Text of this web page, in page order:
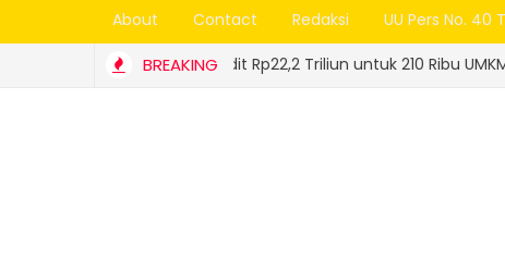
About Contact Redaksi UU Pers No. 40
BREAKING
Jamin Kredit Rp22,2 Triliun untuk 210 Ribu UMKM, Jamkrida